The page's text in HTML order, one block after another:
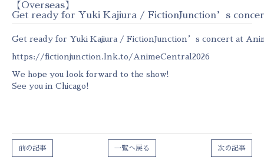
【Overseas】
Get ready for Yuki Kajiura / FictionJunction’s
Get ready for Yuki Kajiura / FictionJunction’s concert at
https://fictionjunction.lnk.to/AnimeCentral2026
We hope you look forward to the show!
See you in Chicago!
次の記事
一覧へ戻る
前の記事